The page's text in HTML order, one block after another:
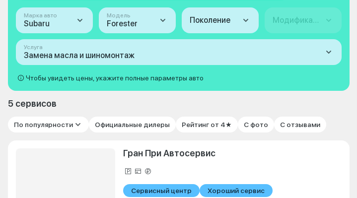
Марка авто
Subaru
Модель
Forester Поколение Модификация
Услуга
Замена масла и шиномонтаж
Чтобы увидеть цены, укажите полные параметры авто
5 сервисов
По популярности Официальные дилеры Рейтинг от 4★ С фото С отзывами
Гран При Автосервис
Сервисный центр Хороший сервис